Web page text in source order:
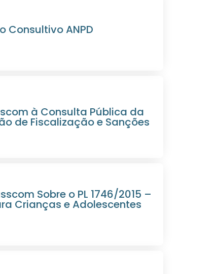
Consultivo ANPD
à Consulta Pública da
de Fiscalização e Sanções
Sobre o PL 1746/2015 –
Crianças e Adolescentes